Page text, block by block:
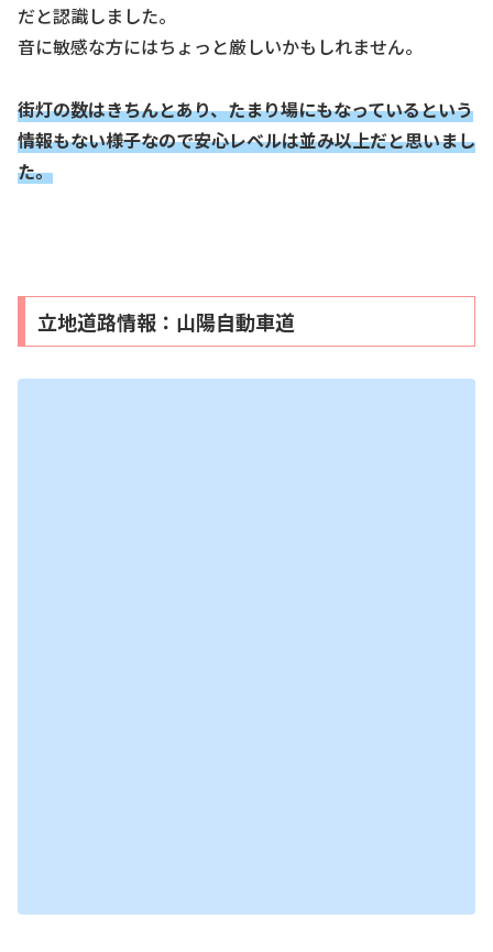
だと認識しました。
音に敏感な方にはちょっと厳しいかもしれません。
街灯の数はきちんとあり、たまり場にもなっているという
情報もない様子なので安心レベルは並み以上だと思いまし
た。
立地道路情報：山陽自動車道